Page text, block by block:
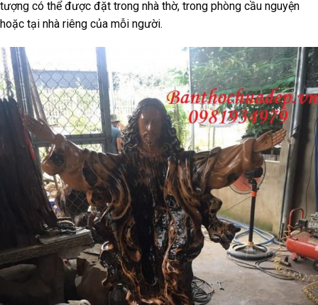
tượng có thể được đặt trong nhà thờ, trong phòng cầu nguyện
hoặc tại nhà riêng của mỗi người.